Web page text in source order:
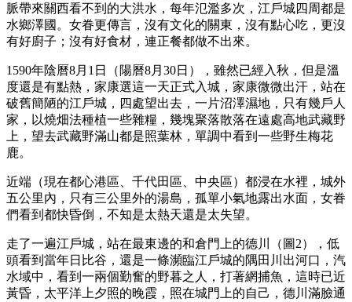
脈帶來關西看不到的大洪水，每年氾濫多次，江戶城四周都是
水鄉澤國。女眷更傳言，沒有文化的關東，沒有點心吃，更沒
有好廚子；沒有好食材，連正餐都做不出來。
1590年陰曆8月1日（陽曆8月30日），雖然已經入秋，但是溫
度還是有點熱，家康選這一天正式入城，家康微微出汗，站在
破舊簡陋的江戶城，四處望出去，一片沼澤濕地，只有幾戶人
家，以燒畑法種植一些雜糧，幾塊聚落散落在遠處高地武藏野
上，望去武藏野滿山都是照葉林，單調中看到一些野生梅花
鹿。
近端（現在都心港區、千代田區、中央區）都浸在水裡，城外
五公里內，只有三公里外的湯島，孤單小氣地露出水面，女眷
們看到都快昏倒，不知是太熱天還是太失望。
走了一遍江戶城，站在最東邊的和倉門上的德川（圖2），低
頭看到當年日比谷，還是一條瀕臨江戶城的隅田川出河口，汽
水域中，看到一兩個勤奮的野暮之人，打著網捕魚，這時已近
黃昏，太平洋上夕照的晚霞，照在城門上的自己，德川滿臉通